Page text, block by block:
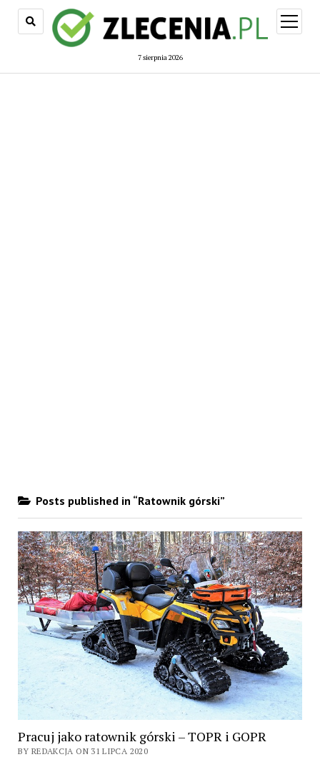
7 sierpnia 2026
open
menu
Posts published in “Ratownik górski”
Pracuj jako ratownik górski – TOPR i GOPR
BY REDAKCJA ON 31 LIPCA 2020